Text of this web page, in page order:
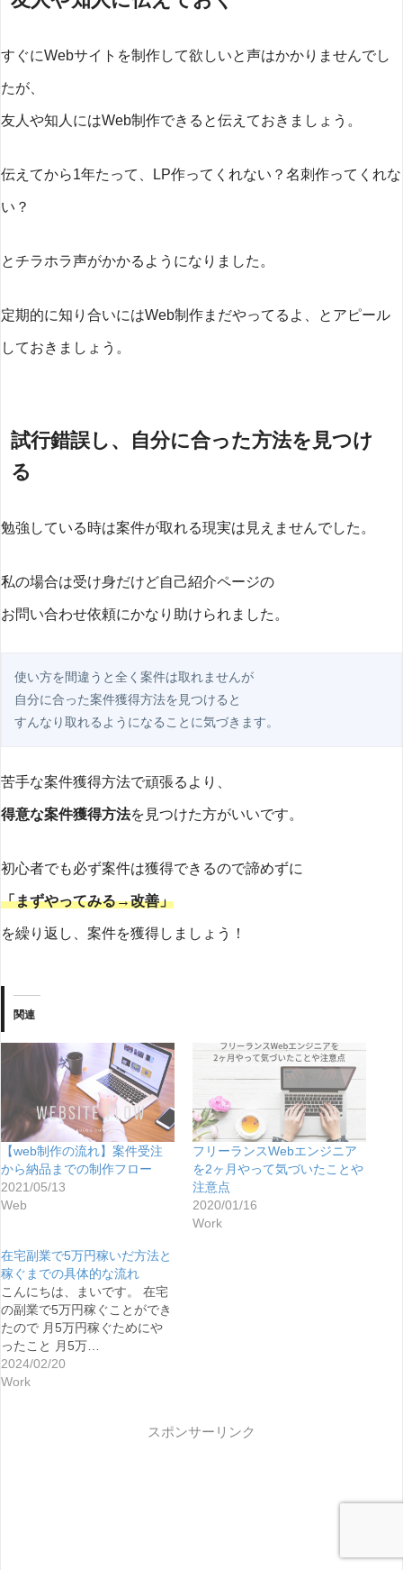
すぐにWebサイトを制作して欲しいと声はかかりませんでし
たが、
友人や知人にはWeb制作できると伝えておきましょう。
伝えてから1年たって、LP作ってくれない？名刺作ってくれな
い？
とチラホラ声がかかるようになりました。
定期的に知り合いにはWeb制作まだやってるよ、とアピール
しておきましょう。
試行錯誤し、自分に合った方法を見つけ
る
勉強している時は案件が取れる現実は見えませんでした。
私の場合は受け身だけど自己紹介ページの
お問い合わせ依頼にかなり助けられました。
使い方を間違うと全く案件は取れませんが
自分に合った案件獲得方法を見つけると
すんなり取れるようになることに気づきます。
苦手な案件獲得方法で頑張るより、
得意な案件獲得方法を見つけた方がいいです。
初心者でも必ず案件は獲得できるので諦めずに
「まずやってみる→改善」
を繰り返し、案件を獲得しましょう！
関連
【web制作の流れ】案件受注
から納品までの制作フロー
2021/05/13
Web
フリーランスWebエンジニア
を2ヶ月やって気づいたことや
注意点
2020/01/16
Work
在宅副業で5万円稼いだ方法と
稼ぐまでの具体的な流れ
こんにちは、まいです。 在宅
の副業で5万円稼ぐことができ
たので 月5万円稼ぐためにや
ったこと 月5万…
2024/02/20
Work
スポンサーリンク